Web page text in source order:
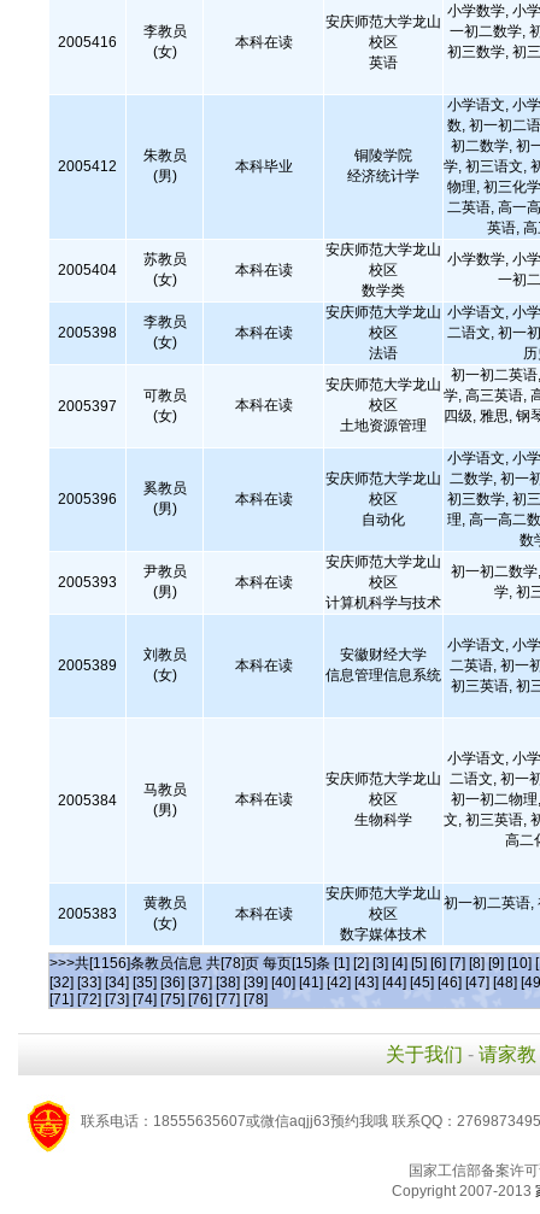
2005416
李教员
(女)
本科在读
安庆师范大学龙山
校区
英语
小学数学, 小
一初二数学,
初三数学, 初
2005412
朱教员
(男)
本科毕业
铜陵学院
经济统计学
小学语文, 小
数, 初一初二
初二数学, 初
学, 初三语文,
物理, 初三化
二英语, 高一
英语,
2005404
苏教员
(女)
本科在读
安庆师范大学龙山
校区
数学类
小学数学, 小
一初
2005398
李教员
(女)
本科在读
安庆师范大学龙山
校区
法语
小学语文, 小
二语文, 初一
2005397
可教员
(女)
本科在读
安庆师范大学龙山
校区
土地资源管理
初一初二英
学, 高三英语,
四级, 雅思, 钢
2005396
奚教员
(男)
本科在读
安庆师范大学龙山
校区
自动化
小学语文, 小
二数学, 初一
初三数学, 初
理, 高一高二
数
2005393
尹教员
(男)
本科在读
安庆师范大学龙山
校区
计算机科学与技术
初一初二数
学, 初
2005389
刘教员
(女)
本科在读
安徽财经大学
信息管理信息系统
小学语文, 小
二英语, 初一
初三英语, 初
2005384
马教员
(男)
本科在读
安庆师范大学龙山
校区
生物科学
小学语文, 小
二语文, 初一
初一初二物
文, 初三英语,
高二
2005383
黄教员
(女)
本科在读
安庆师范大学龙山
校区
数字媒体技术
初一初二英语,
>>>共[1156]条教员信息 共[78]页 每页[15]条 [1] [2] [3] [4] [5] [6] [7] [8] [9] [10]
[32] [33] [34] [35] [36] [37] [38] [39] [40] [41] [42] [43] [44] [45] [46] [47] [48]
[71] [72] [73] [74] [75] [76] [77] [78]
关于我们 - 请家教
联系电话：18555635607或微信aqjj63预约我哦 联系QQ：
国家工信部备案许
Copyright 2007-2013